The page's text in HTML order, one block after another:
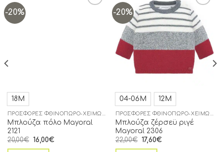
-20%
18Μ
Μπλούζα πόλο Mayoral
2121
20,00€ 16,00€
-20%
Add to
wishlist
04-06Μ 12Μ
Μπλούζα ζέρσεϋ ριγέ
Mayoral 2306
22,00€ 17,60€